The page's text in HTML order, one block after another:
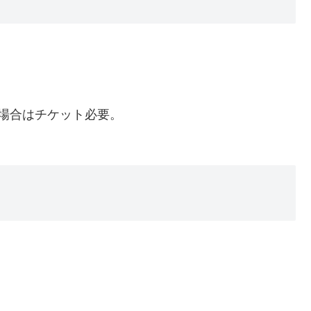
合はチケット必要。